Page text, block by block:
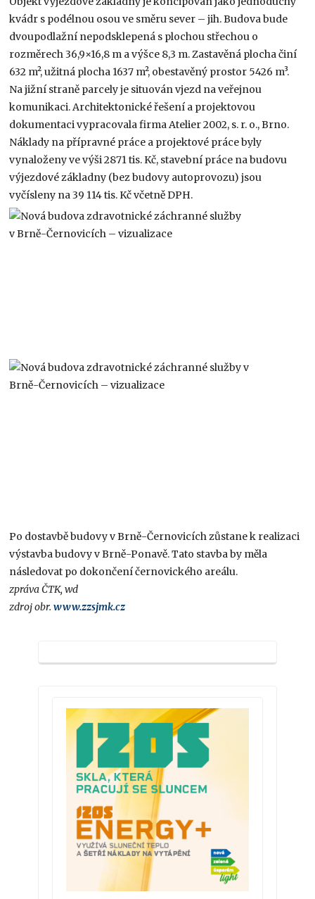
kvádr s podélnou osou ve směru sever – jih. Budova bude
dvoupodlažní nepodsklepená s plochou střechou o
rozměrech 36,9×16,8 m a výšce 8,3 m. Zastavěná plocha činí
632 m², užitná plocha 1637 m², obestavěný prostor 5426 m³.
Na jižní straně parcely je situován vjezd na veřejnou
komunikaci. Architektonické řešení a projektovou
dokumentaci vypracovala firma Atelier 2002, s. r. o., Brno.
Náklady na přípravné práce a projektové práce byly
vynaloženy ve výši 2871 tis. Kč, stavební práce na budovu
výjezdové základny (bez budovy autoprovozu) jsou
vyčísleny na 39 114 tis. Kč včetně DPH.
Po dostavbě budovy v Brně-Černovicích zůstane k realizaci
výstavba budovy v Brně-Ponavě. Tato stavba by měla
následovat po dokončení černovického areálu.
zpráva ČTK, wd
zdroj obr.www.zzsjmk.cz